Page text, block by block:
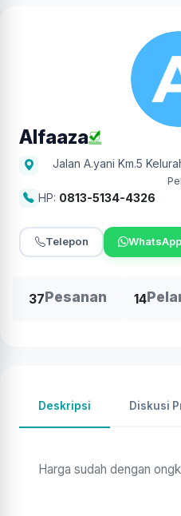
Alfaaza
Jalan A.yani Km.5
HP: 0813-5134-4326
Telepon WhatsApp
37Pesanan 14
Deskripsi Diskusi
Harga sudah dengan